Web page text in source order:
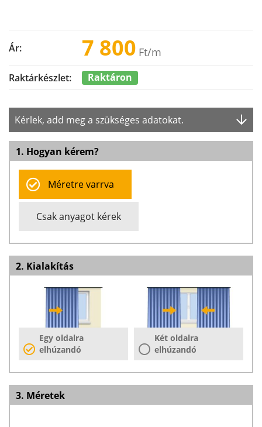
Ár: 7 800 Ft/m
Raktárkészlet: Raktáron
Kérlek, add meg a szükséges adatokat.
1. Hogyan kérem?
Méretre varrva
Csak anyagot kérek
2. Kialakítás
Egy oldalra
elhúzandó
Két oldalra
elhúzandó
3. Méretek